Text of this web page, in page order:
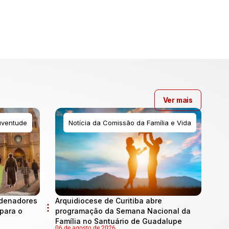
o
Notícia da Comissão da Família e Vida
Arquidiocese de Curitiba abre
programação da Semana Nacional da
Família no Santuário de Guadalupe
Ver mais